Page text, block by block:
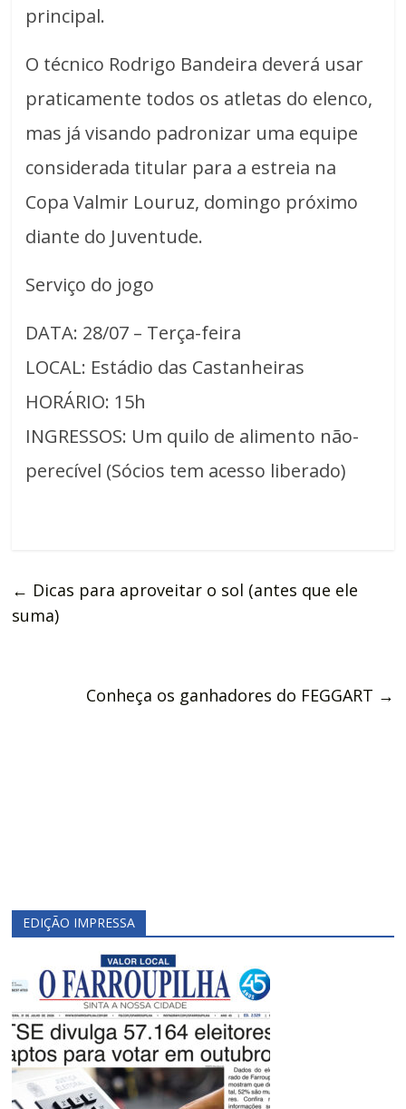
principal.
O técnico Rodrigo Bandeira deverá usar
praticamente todos os atletas do elenco,
mas já visando padronizar uma equipe
considerada titular para a estreia na
Copa Valmir Louruz, domingo próximo
diante do Juventude.
Serviço do jogo
DATA: 28/07 – Terça-feira
LOCAL: Estádio das Castanheiras
HORÁRIO: 15h
INGRESSOS: Um quilo de alimento não-
perecível (Sócios tem acesso liberado)
← Dicas para aproveitar o sol (antes que ele
suma)
Conheça os ganhadores do FEGGART →
EDIÇÃO IMPRESSA